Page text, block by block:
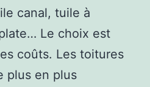
canal, tuile à
Le choix est
coûts. Les toitures
plus en plus